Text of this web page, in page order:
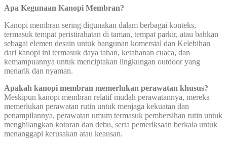
Apa Kegunaan Kanopi Membran?
Kanopi membran sering digunakan dalam berbagai konteks,
termasuk tempat peristirahatan di taman, tempat parkir, atau bahkan
sebagai elemen desain untuk bangunan komersial dan Kelebihan
dari kanopi ini termasuk daya tahan, ketahanan cuaca, dan
kemampuannya untuk menciptakan lingkungan outdoor yang
menarik dan nyaman.
Apakah kanopi membran memerlukan perawatan khusus?
Meskipun kanopi membran relatif mudah perawatannya, mereka
memerlukan perawatan rutin untuk menjaga kekuatan dan
penampilannya, perawatan umum termasuk pembersihan rutin untuk
menghilangkan kotoran dan debu, serta pemeriksaan berkala untuk
menanggapi kerusakan atau keausan.